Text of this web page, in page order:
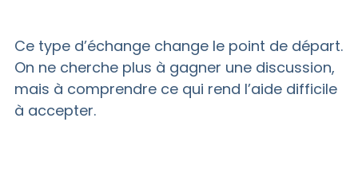
Ce type d’échange change le point de départ.
On ne cherche plus à gagner une discussion,
mais à comprendre ce qui rend l’aide difficile
à accepter.